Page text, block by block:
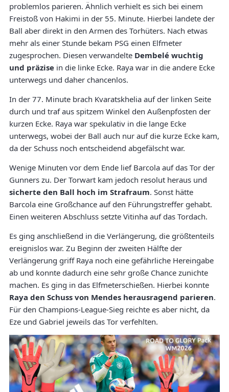
problemlos parieren. Ähnlich verhielt es sich bei einem
Freistoß von Hakimi in der 55. Minute. Hierbei landete der
Ball aber direkt in den Armen des Torhüters. Nach etwas
mehr als einer Stunde bekam PSG einen Elfmeter
zugesprochen. Diesen verwandelte Dembelé wuchtig
und präzise in die linke Ecke. Raya war in die andere Ecke
unterwegs und daher chancenlos.
In der 77. Minute brach Kvaratskhelia auf der linken Seite
durch und traf aus spitzem Winkel den Außenpfosten der
kurzen Ecke. Raya war spekulativ in die lange Ecke
unterwegs, wobei der Ball auch nur auf die kurze Ecke kam,
da der Schuss noch entscheidend abgefälscht war.
Wenige Minuten vor dem Ende lief Barcola auf das Tor der
Gunners zu. Der Torwart kam jedoch resolut heraus und
sicherte den Ball hoch im Strafraum. Sonst hätte
Barcola eine Großchance auf den Führungstreffer gehabt.
Einen weiteren Abschluss setzte Vitinha auf das Tordach.
Es ging anschließend in die Verlängerung, die größtenteils
ereignislos war. Zu Beginn der zweiten Hälfte der
Verlängerung griff Raya noch eine gefährliche Hereingabe
ab und konnte dadurch eine sehr große Chance zunichte
machen. Es ging in das Elfmeterschießen. Hierbei konnte
Raya den Schuss von Mendes herausragend parieren.
Für den Champions-League-Sieg reichte es aber nicht, da
Eze und Gabriel jeweils das Tor verfehlten.